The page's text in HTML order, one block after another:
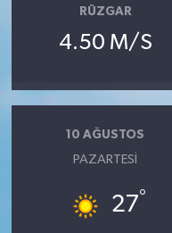
RÜZGAR
4.50 M/S
10 AĞUSTOS
PAZARTESI
27°